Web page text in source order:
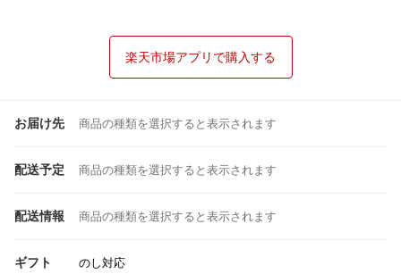
楽天市場アプリで購入する
お届け先 商品の種類を選択すると表示されます
配送予定 商品の種類を選択すると表示されます
配送情報 商品の種類を選択すると表示されます
ギフト のし対応